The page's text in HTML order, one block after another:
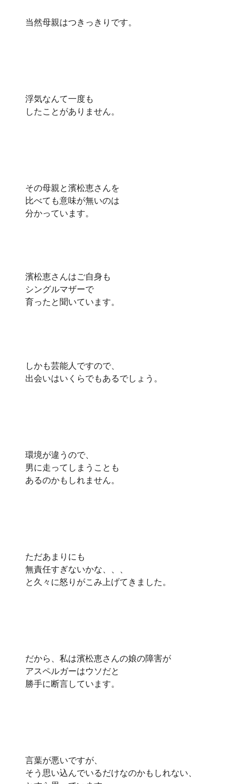
当然母親はつきっきりです。
浮気なんて一度も
したことがありません。
その母親と濱松恵さんを
比べても意味が無いのは
分かっています。
濱松恵さんはご自身も
シングルマザーで
育ったと聞いています。
しかも芸能人ですので、
出会いはいくらでもあるでしょう。
環境が違うので、
男に走ってしまうことも
あるのかもしれません。
ただあまりにも
無責任すぎないかな、、、
と久々に怒りがこみ上げてきました。
だから、私は濱松恵さんの娘の障害が
アスペルガーはウソだと
勝手に断言しています。
言葉が悪いですが、
そう思い込んでいるだけなのかもしれない、